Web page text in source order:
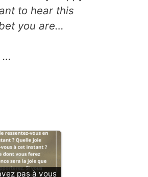
to hear this
you are…
…
pas à vous